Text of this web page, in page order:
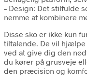
– Design: Det stilfulde
nemme at kombinere
Disse sko er ikke kun
tiltalende. De vil
ved at give dig den
du kører på grusveje
den præcision og